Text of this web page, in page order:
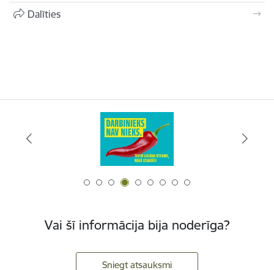
Dalīties
Vai šī informācija bija noderīga?
Sniegt atsauksmi